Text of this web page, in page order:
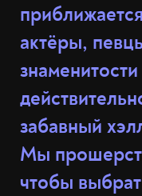
актёры,
забавный
Мы
чтобы